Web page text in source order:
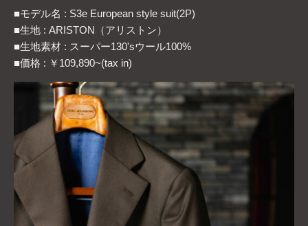
■モデル名 : S3e European style suit(2P)
■生地 : ARISTON（アリストン）
■生地素材 : スーパー130'sウール100%
■価格 : ￥109,890~(tax in)